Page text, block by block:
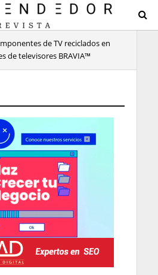
de TV reciclados en
de televisores BRAVIA™